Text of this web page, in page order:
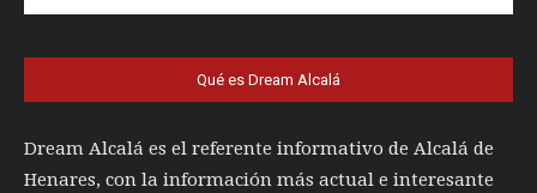
Qué es Dream Alcalá
Dream Alcalá es el referente informativo de Alcalá de
Henares, con la información más actual e interesante